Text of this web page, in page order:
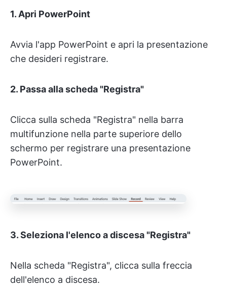
1. Apri PowerPoint
Avvia l'app PowerPoint e apri la presentazione
che desideri registrare.
2. Passa alla scheda "Registra"
Clicca sulla scheda "Registra" nella barra
multifunzione nella parte superiore dello
schermo per registrare una presentazione
PowerPoint.
3. Seleziona l'elenco a discesa "Registra"
Nella scheda "Registra", clicca sulla freccia
dell'elenco a discesa.